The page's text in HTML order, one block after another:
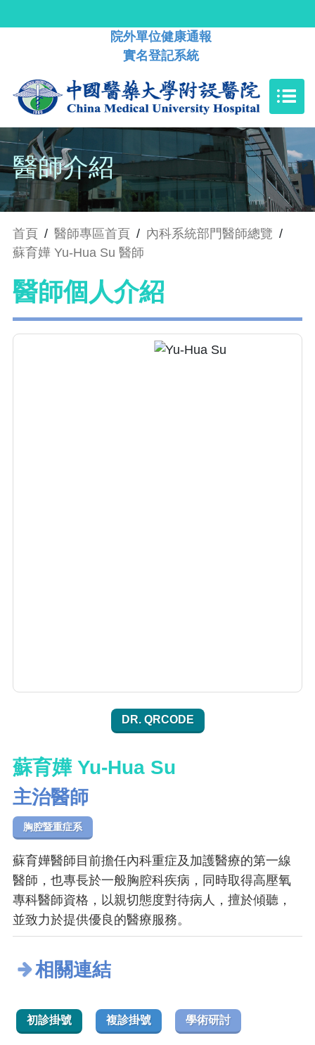
院外單位健康通報
實名登記系統
醫師介紹
首頁 / 醫師專區首頁 / 內科系統部門醫師總覽 /
蘇育嬅 Yu-Hua Su 醫師
醫師個人介紹
DR. QRCODE
蘇育嬅 Yu-Hua Su
主治醫師
胸腔暨重症系
蘇育嬅醫師目前擔任內科重症及加護醫療的第一線
醫師，也專長於一般胸腔科疾病，同時取得高壓氧
專科醫師資格，以親切態度對待病人，擅於傾聽，
並致力於提供優良的醫療服務。
相關連結
初診掛號 複診掛號 學術研討